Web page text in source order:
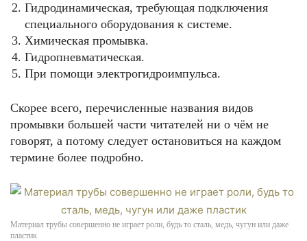
Гидродинамическая, требующая подключения
специального оборудования к системе.
Химическая промывка.
Гидропневматическая.
При помощи электрогидроимпульса.
Скорее всего, перечисленные названия видов
промывки большей части читателей ни о чём не
говорят, а потому следует остановиться на каждом
термине более подробно.
Материал трубы совершенно не играет роли, будь то сталь, медь, чугун или даже
пластик